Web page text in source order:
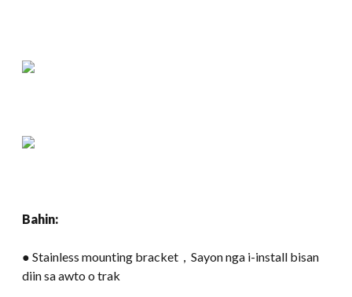
Bahin:
● Stainless mounting bracket，Sayon nga i-install bisan
diin sa awto o trak